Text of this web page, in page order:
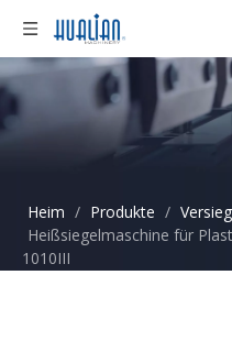
Heim / Produkte /
Heißsiegelmaschine für
1010III